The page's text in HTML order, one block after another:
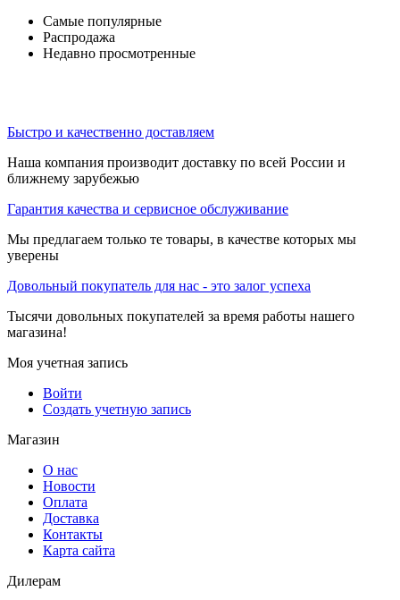
Самые популярные
Распродажа
Недавно просмотренные
Быстро и качественно доставляем
Наша компания производит доставку по всей России и
ближнему зарубежью
Гарантия качества и сервисное обслуживание
Мы предлагаем только те товары, в качестве которых мы
уверены
Довольный покупатель для нас - это залог успеха
Тысячи довольных покупателей за время работы нашего
магазина!
Моя учетная запись
Войти
Создать учетную запись
Магазин
О нас
Новости
Оплата
Доставка
Контакты
Карта сайта
Дилерам